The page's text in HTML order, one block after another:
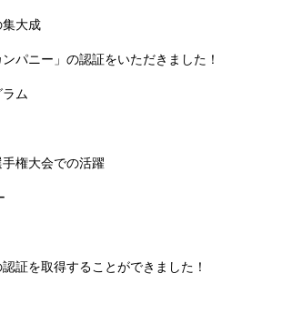
大成
パニー」の認証をいただきました！
ム
権大会での活躍
証を取得することができました！